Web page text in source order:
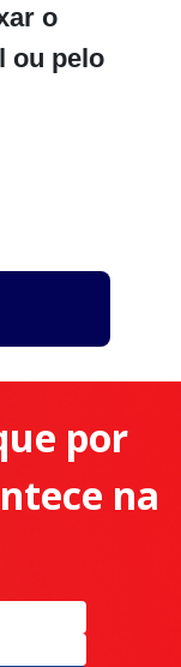
o
ou pelo
por
na